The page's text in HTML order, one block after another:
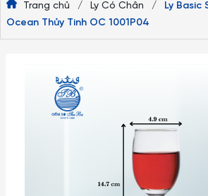
Trang chủ / Ly Có Chân /
Ly Basic
Ocean Thủy Tinh OC 1001P04